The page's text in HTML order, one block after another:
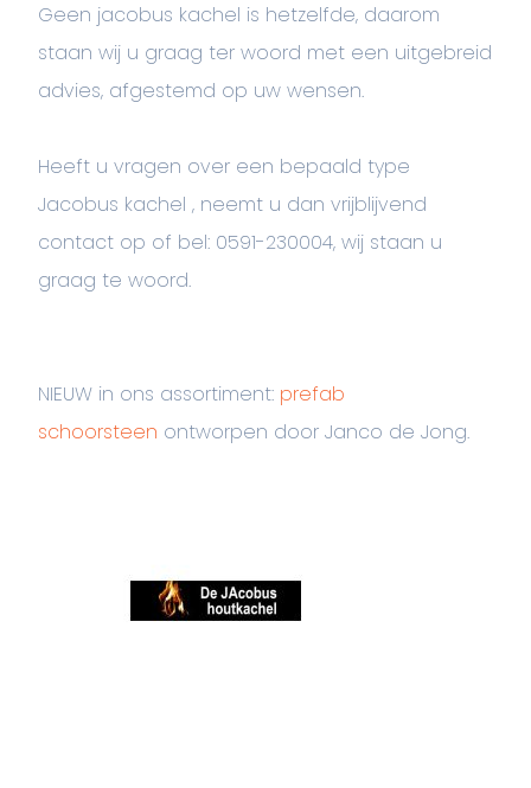
Geen jacobus kachel is hetzelfde, daarom
staan wij u graag ter woord met een uitgebreid
advies, afgestemd op uw wensen.
Heeft u vragen over een bepaald type
Jacobus kachel , neemt u dan vrijblijvend
contact op of bel: 0591-230004, wij staan u
graag te woord.
NIEUW in ons assortiment: prefab
schoorsteen ontworpen door Janco de Jong.